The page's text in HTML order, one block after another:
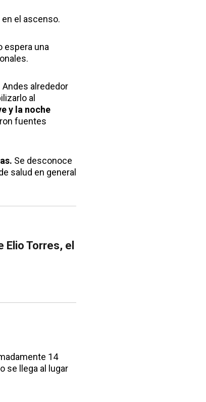
el ascenso.
espera una
alrededor
al
y la noche
fuentes
Se desconoce
salud en general
Elio Torres, el
14
se llega al lugar